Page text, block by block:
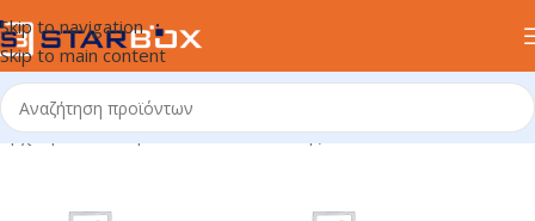
Skip to navigation
Skip to main content
Αρχική σελίδα/Προϊόν Κατασκευαστής/HAVIT